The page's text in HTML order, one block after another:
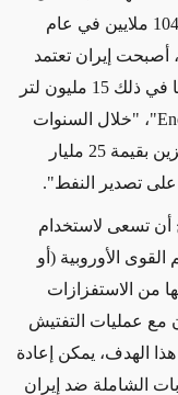
لا يقل عن 120 مليون لتر يومياً، ارتفاعاً من 104 ملايين في عام
ونتيجة لذلك، أصبحت إيران تعتمد
من جديد على استيراد المنتجات النفطية، بما في ذلك 15 مليون لتر
"، "خلال السنوات
العشر المقبلة، ستحتاج إيران إلى استيراد بنزين بقيمة 25 مليار
على تصدير النفط".
أن تسعى لاستخدام
الأوروبية (أو
من الاستفزازات
مع عمليات التفتيش
هذا الهدف، يمكن إعادة
الشاملة ضد إيران